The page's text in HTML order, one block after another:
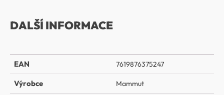
DALŠÍ INFORMACE
EAN 7619876375247
Výrobce Mammut